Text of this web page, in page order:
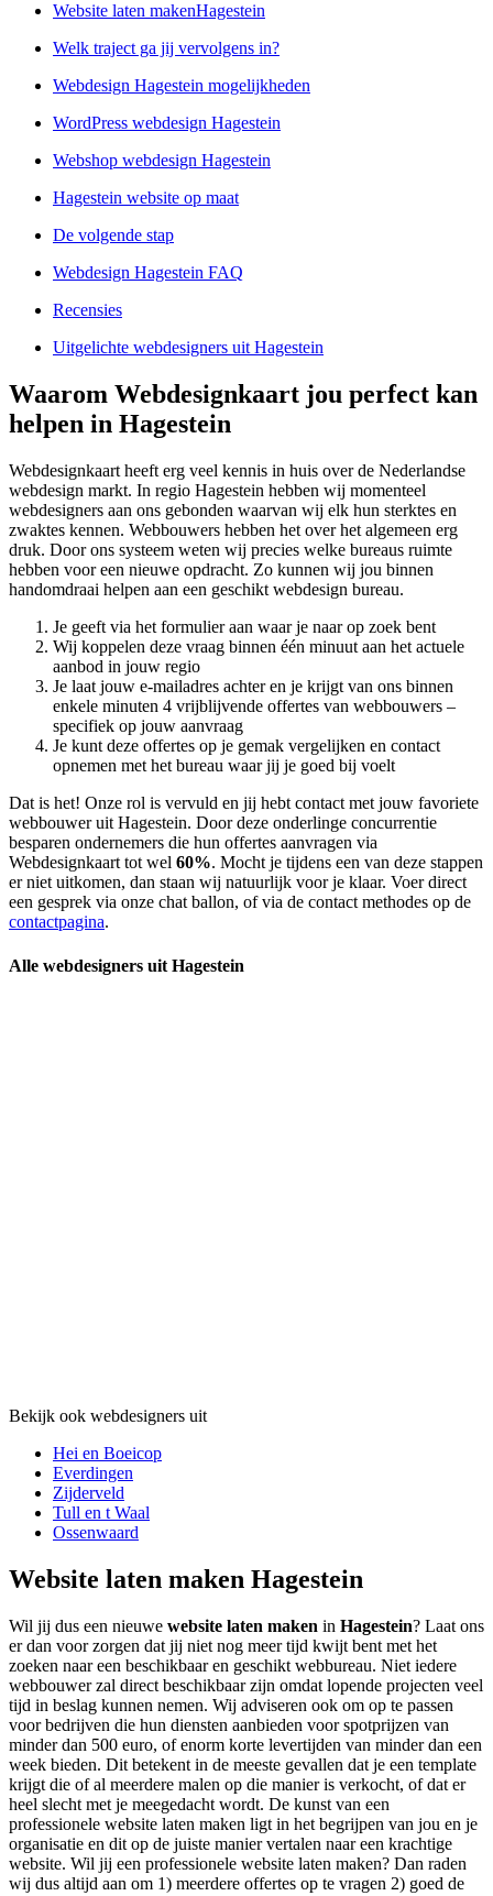
Website laten makenHagestein
Welk traject ga jij vervolgens in?
Webdesign Hagestein mogelijkheden
WordPress webdesign Hagestein
Webshop webdesign Hagestein
Hagestein website op maat
De volgende stap
Webdesign Hagestein FAQ
Recensies
Uitgelichte webdesigners uit Hagestein
Waarom Webdesignkaart jou perfect kan
helpen in Hagestein
Webdesignkaart heeft erg veel kennis in huis over de Nederlandse
webdesign markt. In regio Hagestein hebben wij momenteel
webdesigners aan ons gebonden waarvan wij elk hun sterktes en
zwaktes kennen. Webbouwers hebben het over het algemeen erg
druk. Door ons systeem weten wij precies welke bureaus ruimte
hebben voor een nieuwe opdracht. Zo kunnen wij jou binnen
handomdraai helpen aan een geschikt webdesign bureau.
Je geeft via het formulier aan waar je naar op zoek bent
Wij koppelen deze vraag binnen één minuut aan het actuele
aanbod in jouw regio
Je laat jouw e-mailadres achter en je krijgt van ons binnen
enkele minuten 4 vrijblijvende offertes van webbouwers –
specifiek op jouw aanvraag
Je kunt deze offertes op je gemak vergelijken en contact
opnemen met het bureau waar jij je goed bij voelt
Dat is het! Onze rol is vervuld en jij hebt contact met jouw favoriete
webbouwer uit Hagestein. Door deze onderlinge concurrentie
besparen ondernemers die hun offertes aanvragen via
Webdesignkaart tot wel 60%. Mocht je tijdens een van deze stappen
er niet uitkomen, dan staan wij natuurlijk voor je klaar. Voer direct
een gesprek via onze chat ballon, of via de contact methodes op de
contactpagina.
Alle webdesigners uit Hagestein
Bekijk ook webdesigners uit
Hei en Boeicop
Everdingen
Zijderveld
Tull en t Waal
Ossenwaard
Website laten maken Hagestein
Wil jij dus een nieuwe website laten maken in Hagestein? Laat ons
er dan voor zorgen dat jij niet nog meer tijd kwijt bent met het
zoeken naar een beschikbaar en geschikt webbureau. Niet iedere
webbouwer zal direct beschikbaar zijn omdat lopende projecten veel
tijd in beslag kunnen nemen. Wij adviseren ook om op te passen
voor bedrijven die hun diensten aanbieden voor spotprijzen van
minder dan 500 euro, of enorm korte levertijden van minder dan een
week bieden. Dit betekent in de meeste gevallen dat je een template
krijgt die of al meerdere malen op die manier is verkocht, of dat er
heel slecht met je meegedacht wordt. De kunst van een
professionele website laten maken ligt in het begrijpen van jou en je
organisatie en dit op de juiste manier vertalen naar een krachtige
website. Wil jij een professionele website laten maken? Dan raden
wij dus altijd aan om 1) meerdere offertes op te vragen 2) goed de